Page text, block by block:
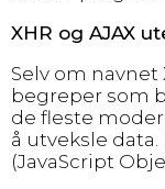
XHR og AJAX
Selv om navnet
begreper som
de fleste
å utveksle
(JavaScript